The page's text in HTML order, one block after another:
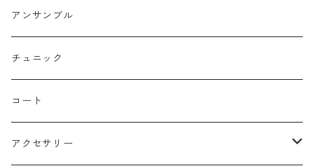
コクーン/バレル/カーブ
ストレート
チェック
リバーシブル
バルーン
サロペット オールインワン
アンサンブル
チュニック
コート
アクセサリー